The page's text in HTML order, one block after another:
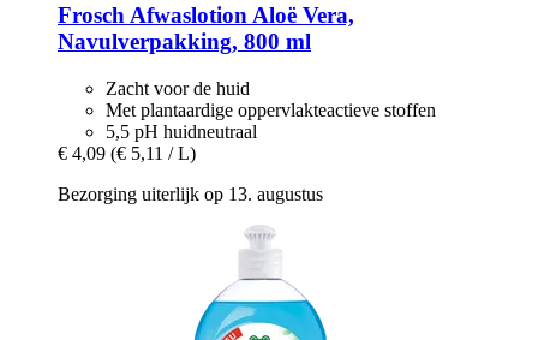
Frosch Afwaslotion Aloë Vera,
Navulverpakking, 800 ml
Zacht voor de huid
Met plantaardige oppervlakteactieve stoffen
5,5 pH huidneutraal
€ 4,09 (€ 5,11 / L)
Bezorging uiterlijk op 13. augustus